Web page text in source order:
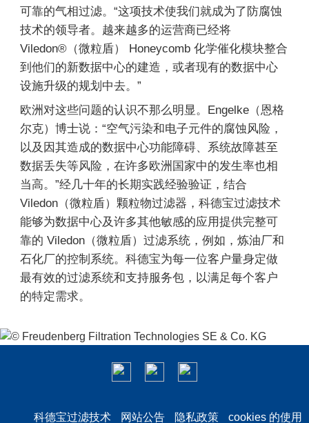
可靠的气相过滤。“这项技术使我们就成为了防腐蚀
技术的领导者。越来越多的运营商已经将
Viledon®（微粒盾） Honeycomb 化学催化模块整合
到他们的新数据中心的建造，或者现有的数据中心
设施升级的规划中去。”
欧洲对这些问题的认识不那么明显。Engelke（恩格
尔克）博士说：“空气污染和电子元件的腐蚀风险，
以及因其造成的数据中心功能障碍、系统故障甚至
数据丢失等风险，在许多欧洲国家中的发生率也相
当高。”经几十年的长期实践经验验证，结合
Viledon（微粒盾）颗粒物过滤器，科德宝过滤技术
能够为数据中心及许多其他敏感的应用提供完整可
靠的 Viledon（微粒盾）过滤系统，例如，炼油厂和
石化厂的控制系统。科德宝为每一位客户量身定做
最有效的过滤系统和支持服务包，以满足每个客户
的特定需求。
科德宝过滤技术 网站公告 隐私政策 cookies 的使用